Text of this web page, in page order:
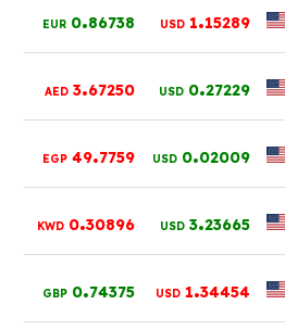
1.15289
USD
0.86738
EUR
0.27229
USD
3.67250
AED
0.02009
USD
49.7759
EGP
3.23665
USD
0.30896
KWD
1.34454
USD
0.74375
GBP